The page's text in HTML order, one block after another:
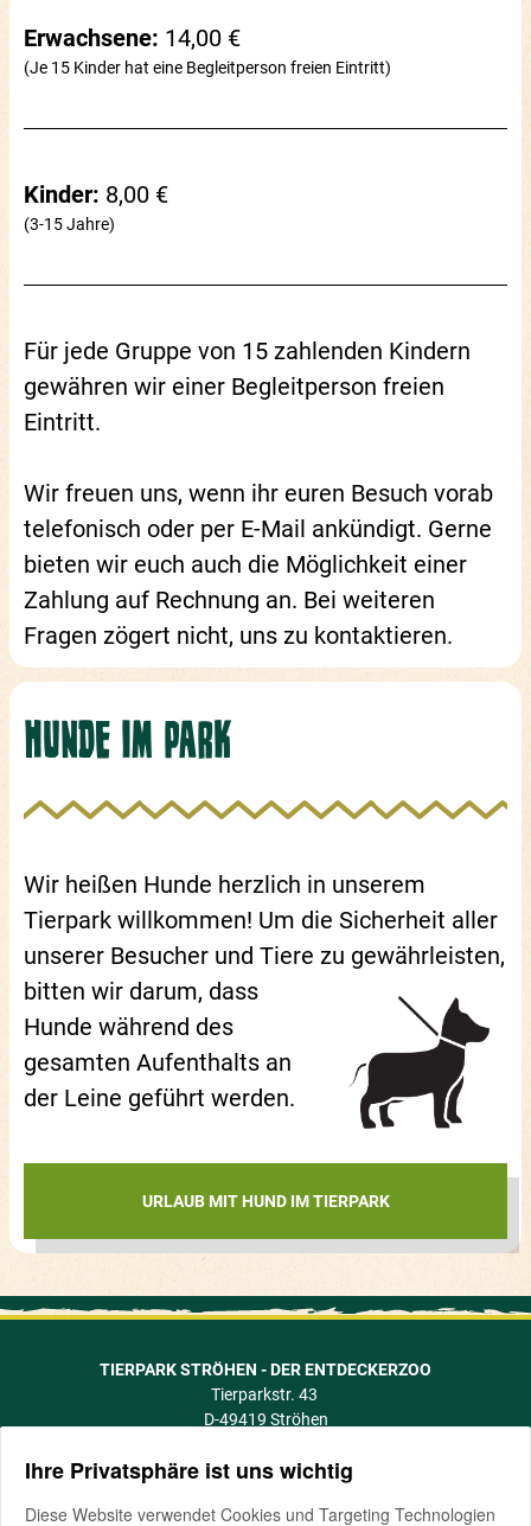
Erwachsene: 14,00 €
(Je 15 Kinder hat eine Begleitperson freien Eintritt)
Kinder: 8,00 €
(3-15 Jahre)
Für jede Gruppe von 15 zahlenden Kindern
gewähren wir einer Begleitperson freien
Eintritt.
Wir freuen uns, wenn ihr euren Besuch vorab
telefonisch oder per E-Mail ankündigt. Gerne
bieten wir euch auch die Möglichkeit einer
Zahlung auf Rechnung an. Bei weiteren
Fragen zögert nicht, uns zu kontaktieren.
HUNDE IM PARK
Wir heißen Hunde herzlich in unserem
Tierpark willkommen! Um die Sicherheit aller
unserer Besucher und Tiere zu gewährleisten,
bitten wir darum, dass
Hunde während des
gesamten Aufenthalts an
der Leine geführt werden.
URLAUB MIT HUND IM TIERPARK
TIERPARK STRÖHEN - DER ENTDECKERZOO
Tierparkstr. 43
D-49419 Ströhen
Telefon +49 5774 505
Ihre Privatsphäre ist uns wichtig
Diese Website verwendet Cookies und Targeting Technologien